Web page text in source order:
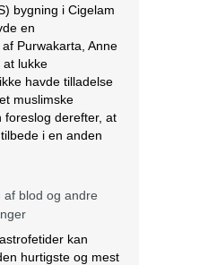
bygning i Cigelam
en
Purwakarta, Anne
at lukke
havde tilladelse
muslimske
foreslog derefter, at
i en anden
af blod og andre
kan
hurtigste og mest